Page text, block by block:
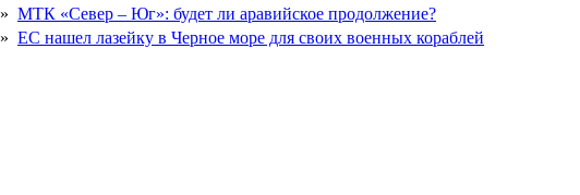
» МТК «Север – Юг»: будет ли аравийское продолжение?
» ЕС нашел лазейку в Черное море для своих военных кораблей